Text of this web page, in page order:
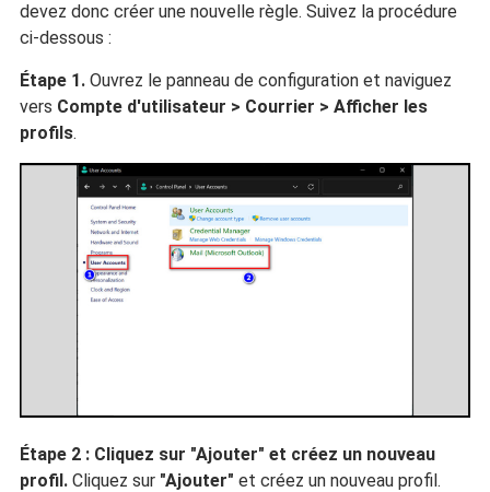
devez donc créer une nouvelle règle. Suivez la procédure
ci-dessous :
Étape 1.Ouvrez le panneau de configuration et naviguez
vers Compte d'utilisateur > Courrier > Afficher les
profils.
Étape 2 : Cliquez sur "Ajouter" et créez un nouveau
profil. Cliquez sur "Ajouter" et créez un nouveau profil.